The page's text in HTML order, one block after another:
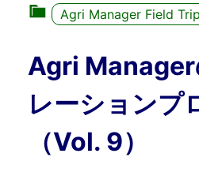
Agri Manager Field Trip
Agri Manager
レーションプ
（Vol. 9）